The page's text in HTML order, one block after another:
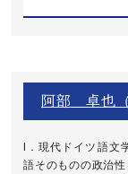
阿部 卓也
I．現代ドイツ語
語そのものの政治